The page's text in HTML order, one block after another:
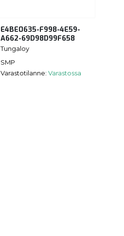
E4BE0635-F998-4E59-
A662-69D98D99F658
Tungaloy
SMP
Varastotilanne: Varastossa